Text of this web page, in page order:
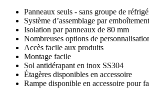
Panneaux seuls - sans groupe de
Système d’assemblage par emboîtement
Isolation par panneaux de 80 mm
Nombreuses options de
Accès facile aux produits
Montage facile
Sol antidérapant en inox SS304
Étagères disponibles en accessoire
Rampe disponible en accessoire pour